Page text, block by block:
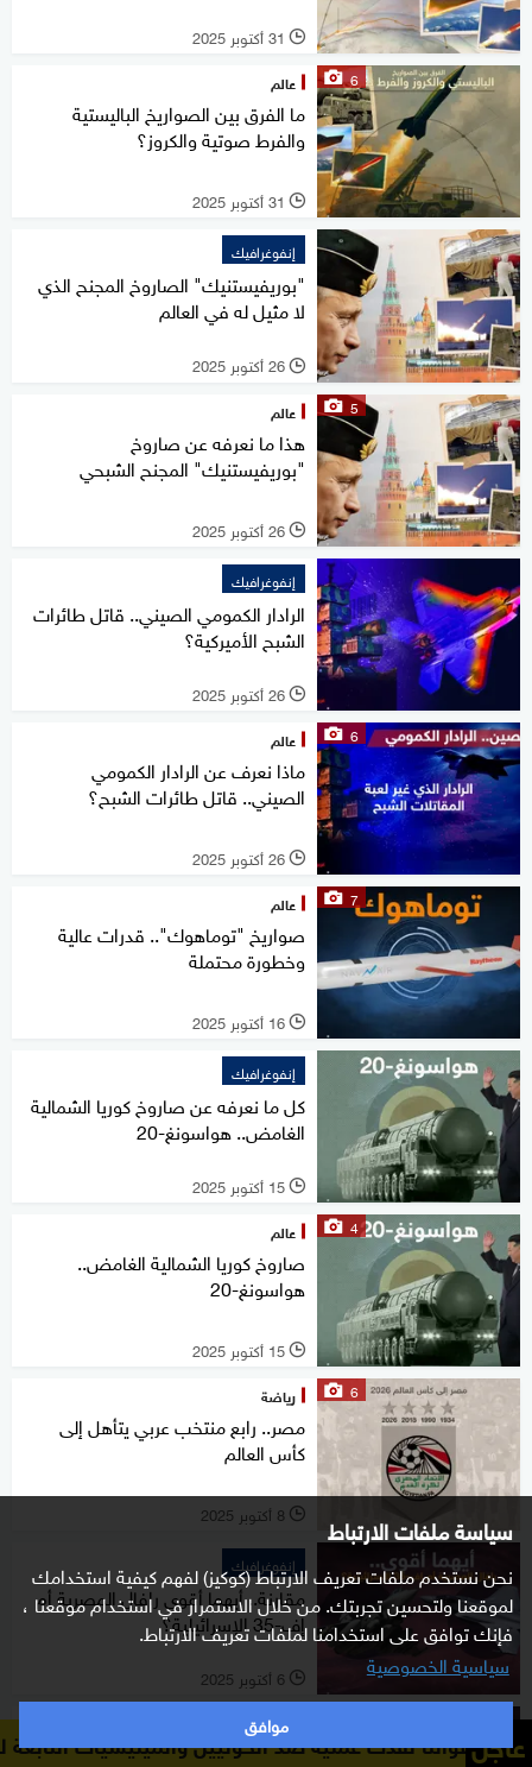
سياسة ملفات الارتباط
نحن نستخدم ملفات تعريف الارتباط (كوكيز) لفهم كيفية استخدامك
لموقعنا ولتحسين تجربتك. من خلال الاستمرار في استخدام موقعنا ،
فإنك توافق على استخدامنا لملفات تعريف الارتباط.
سياسية الخصوصية
موافق
l 31 أكتوبر 2025
6 عالم
ما الفرق بين الصواريخ الباليستية
والفرط صوتية والكروز؟
l 31 أكتوبر 2025
إنفوغرافيك
"بوريفيستنيك" الصاروخ المجنح الذي
لا مثيل له في العالم
l 26 أكتوبر 2025
5 عالم
هذا ما نعرفه عن صاروخ
"بوريفيستنيك" المجنح الشبحي
l 26 أكتوبر 2025
إنفوغرافيك
الرادار الكمومي الصيني.. قاتل طائرات
الشبح الأميركية؟
l 26 أكتوبر 2025
6 عالم
ماذا نعرف عن الرادار الكمومي
الصيني.. قاتل طائرات الشبح؟
l 26 أكتوبر 2025
7 عالم
صواريخ "توماهوك".. قدرات عالية
وخطورة محتملة
l 16 أكتوبر 2025
إنفوغرافيك
كل ما نعرفه عن صاروخ كوريا الشمالية
الغامض.. هواسونغ-20
l 15 أكتوبر 2025
4 عالم
صاروخ كوريا الشمالية الغامض..
هواسونغ-20
l 15 أكتوبر 2025
6 رياضة
مصر.. رابع منتخب عربي يتأهل إلى
كأس العالم
l 8 أكتوبر 2025
إنفوغرافيك
مقارنة.. أيهما أقوى رافال المصرية أم
إف-35 الإسرائيلية؟
l 6 أكتوبر 2025
شرق أوسط
أيهما أقوى رافال المصرية أم إف-35 عاجلضد الحوثيين والميليشيات التابعة لهم المتحدث